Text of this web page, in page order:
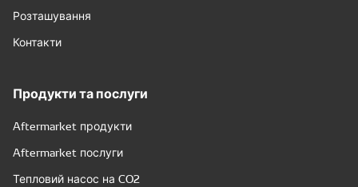
Розташування
Контакти
Продукти та послуги
Aftermarket продукти
Aftermarket послуги
Тепловий насос на CO2